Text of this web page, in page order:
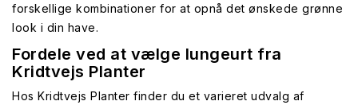
forskellige kombinationer for at opnå det ønskede grønne
look i din have.
Fordele ved at vælge lungeurt fra
Kridtvejs Planter
Hos Kridtvejs Planter finder du et varieret udvalg af